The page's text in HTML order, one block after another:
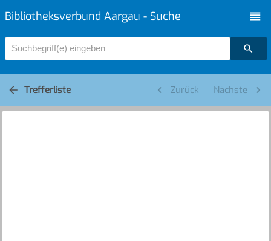
Bibliotheksverbund Aargau - Suche
Suchbegriff(e) eingeben
Trefferliste Zurück Nächste